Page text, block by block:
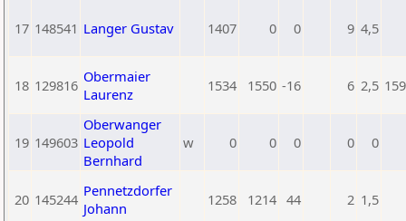
17 148541 Langer Gustav 1407 0 0 9 4,5
18 129816 Obermaier
Laurenz
1534 1550 -16 6 2,5
19 149603
Oberwanger
Leopold
Bernhard
w 0 0 0 0 0
20 145244 Pennetzdorfer
Johann
1258 1214 44 2 1,5